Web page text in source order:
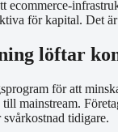
för kapital. Det
löftar
för att
mainstream.
tidigare.